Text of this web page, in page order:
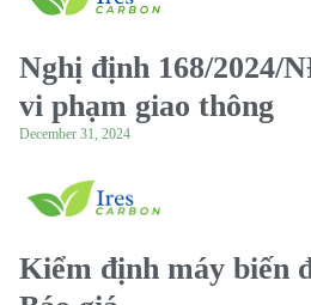
Nghị định 168/2024/
vi phạm giao thông
December 31, 2024
Kiểm định máy biến